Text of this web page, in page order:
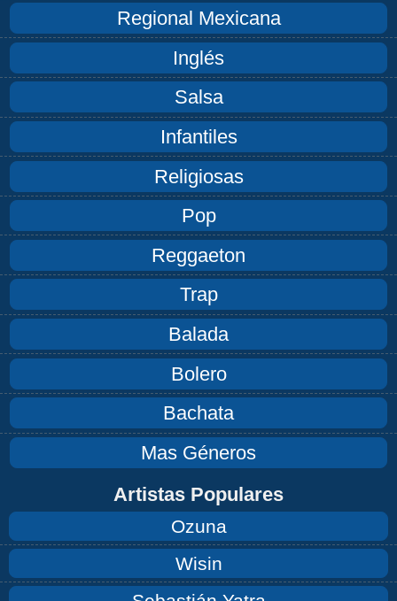
Regional Mexicana
Inglés
Salsa
Infantiles
Religiosas
Pop
Reggaeton
Trap
Balada
Bolero
Bachata
Mas Géneros
Artistas Populares
Ozuna
Wisin